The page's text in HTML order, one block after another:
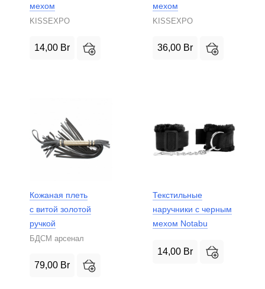
мехом
KISSEXPO
14,00 Br
мехом
KISSEXPO
36,00 Br
Кожаная плеть
с витой золотой
ручкой
БДСМ арсенал
79,00 Br
Текстильные
наручники с черным
мехом Notabu
14,00 Br